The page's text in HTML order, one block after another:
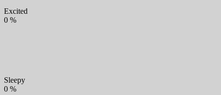
Excited
0 %
Sleepy
0 %